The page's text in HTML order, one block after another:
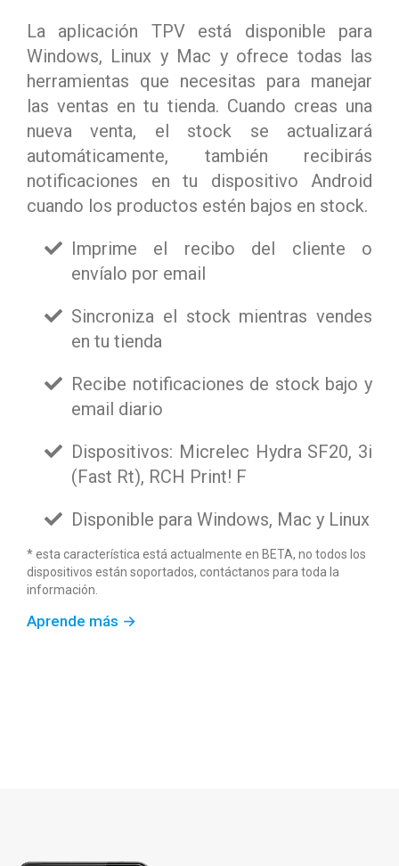
La aplicación TPV está disponible para
Windows, Linux y Mac y ofrece todas las
herramientas que necesitas para manejar
las ventas en tu tienda. Cuando creas una
nueva venta, el stock se actualizará
automáticamente, también recibirás
notificaciones en tu dispositivo Android
cuando los productos estén bajos en stock.
Imprime el recibo del cliente o
envíalo por email
Sincroniza el stock mientras vendes
en tu tienda
Recibe notificaciones de stock bajo y
email diario
Dispositivos: Micrelec Hydra SF20, 3i
(Fast Rt), RCH Print! F
Disponible para Windows, Mac y Linux
* esta característica está actualmente en BETA, no todos los
dispositivos están soportados, contáctanos para toda la
información.
Aprende más